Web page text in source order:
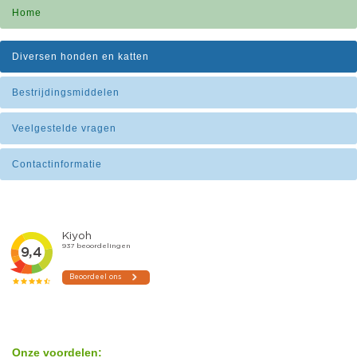
Home
Diversen honden en katten
Bestrijdingsmiddelen
Veelgestelde vragen
Contactinformatie
Onze voordelen: